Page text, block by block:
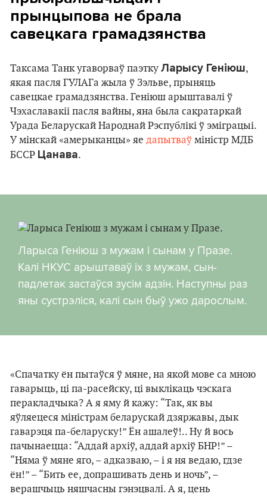
прынцыпова не брала
савецкага грамадзянства
Таксама Танк угаворваў паэтку Ларысу Геніюш,
якая пасля ГУЛАГа жыла ў Зэльве, прыняць
савецкае грамадзянства. Геніюш арыштавалі ў
Чэхаславакіі пасля вайны, яна была сакратаркай
Урада Беларускай Народнай Рэспублікі ў эміграцыі.
У мінскай «амерыканцы» яе дапытваў міністр МДБ
БССР Цанава.
Ларыса Геніюш з мужам і сынам у Празе.
Калі НКУС арыштаваў іх з мужам, сын-
падлетак застаўся зусім адзін. Наступны раз
яны сустрэліся, калі сын быў ужо дарослым.
«Спачатку ён пытаўся ў мяне, на якой мове са мною
гаварыць, ці па-расейску, ці выклікаць чэскага
перакладчыка? А я яму й кажу: “Так, як вы
яўляецеся міністрам беларускай дзяржавы, дык
гаварэця па-беларуску!” Ён ашалеў!.. Ну й вось
пачынаецца: “Аддай архіў, аддай архіў БНР!” –
“Няма ў мяне яго, – адказваю, – і я ня ведаю, гдзе
ён!” – “Бить ее, допрашивать день и ночь”, –
верашчыць няшчасны гэнэцвалі. А я, цень